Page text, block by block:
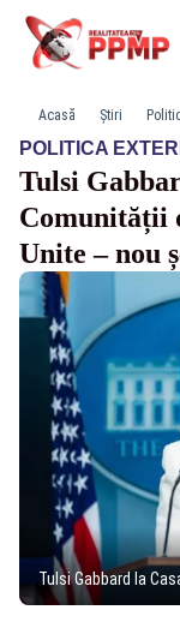
Acasă Știri
POLITICA
Tulsi
Comunității
Unite – nou
Tulsi Gabbard la